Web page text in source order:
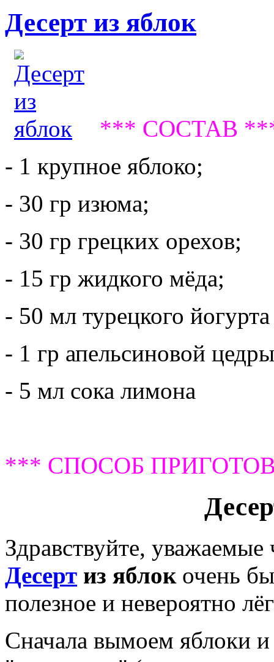
Десерт из яблок
*** СОСТАВ
- 1 крупное яблоко;
- 30 гр изюма;
- 30 гр грецких орехов;
- 15 гр жидкого мёда;
- 50 мл турецкого
- 1 гр апельсиновой
- 5 мл сока лимона
*** СПОСОБ
Здравствуйте, уважаемые
Десерт из яблок очень
полезное и невероятно
Сначала вымоем яблоки